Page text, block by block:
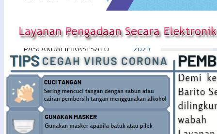
2024
Oktober
September
2023
Agustus
2023
2023
Juni
Mei
PEKERJAAN KONSTRUKSI
BADAN USAHA METODE
PASCAKUALIFIKASI SATU
FILE – HARGA TERENDAH
DENGAN SISTEM GUGUR
Berdasarkan Peraturan
Presiden Nomor 16 Tahun
2018 tentang ...
Next